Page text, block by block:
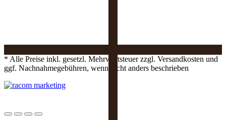
* Alle Preise inkl. gesetzl. Mehrwertsteuer zzgl. Versandkosten und
ggf. Nachnahmegebühren, wenn nicht anders beschrieben